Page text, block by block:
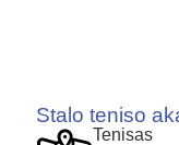
Stalo teniso
Tenisas